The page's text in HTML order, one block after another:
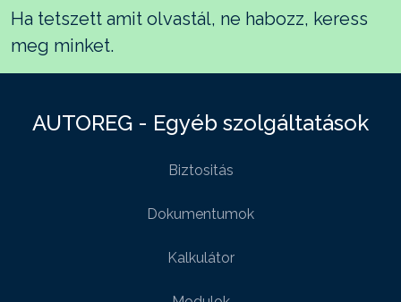
Ha tetszett amit olvastál, ne habozz, keress
meg minket.
AUTOREG - Egyéb szolgáltatások
Biztositás
Dokumentumok
Kalkulátor